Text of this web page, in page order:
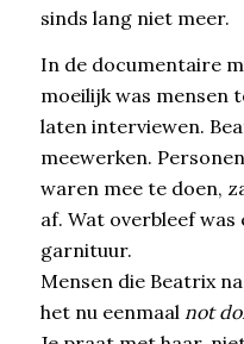
sinds lang niet meer.
In de documentaire
moeilijk was mensen
laten interviewen.
meewerken.
waren mee te doen,
af. Wat overbleef
garnituur.
Mensen die Beatrix
het nu eenmaal not